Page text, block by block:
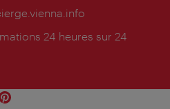
24 heures sur 24